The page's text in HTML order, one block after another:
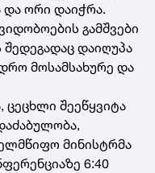
ორი დაიჭრა.
გამშვები
შედეგადაც დაიღუპა
მოსამსახურე და
ცეცხლი შეეწყვიტა
მინისტრმა
6:40